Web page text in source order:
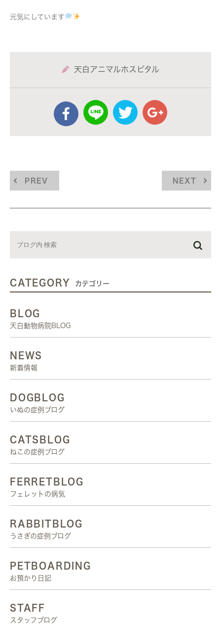
元気にしています
天白アニマルホスピタル
PREV NEXT
CATEGORY カテゴリー
BLOG
天白動物病院BLOG
NEWS
新着情報
DOGBLOG
いぬの症例ブログ
CATSBLOG
ねこの症例ブログ
FERRETBLOG
フェレットの病気
RABBITBLOG
うさぎの症例ブログ
PETBOARDING
お預かり日記
STAFF
スタッフブログ